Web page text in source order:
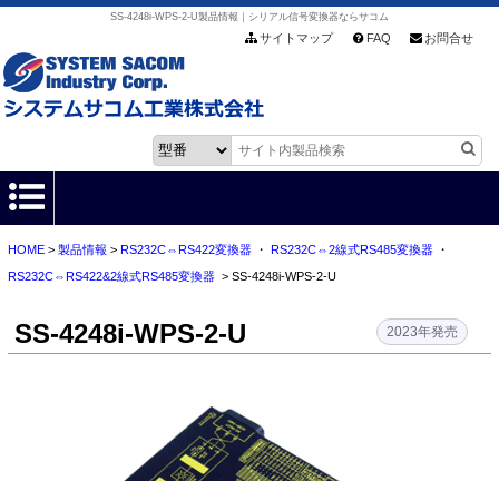
SS-4248i-WPS-2-U製品情報｜シリアル信号変換器ならサコム
サイトマップ FAQ お問合せ
HOME
各種ダウンロード
お客様サポート
会社情報
HOME> 製品情報 > RS232C⇔RS422変換器・ RS232C⇔2線式RS485変換器・
RS232C⇔RS422&2線式RS485変換器> SS-4248i-WPS-2-U
SS-4248i-WPS-2-U 2023年発売